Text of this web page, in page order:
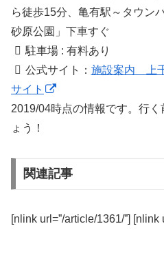
ら徒歩15分、亀有駅～タウン
砂原公園」下車すぐ
駐車場 : 有料あり
公式サイト： 施設案内 上
サイト
2019/04時点の情報です。行
ょう！
関連記事
[nlink url=”/article/1361/”] [nlink